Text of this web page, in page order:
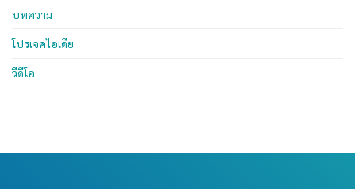
บทความ
โปรเจคไอเดีย
วีดีโอ